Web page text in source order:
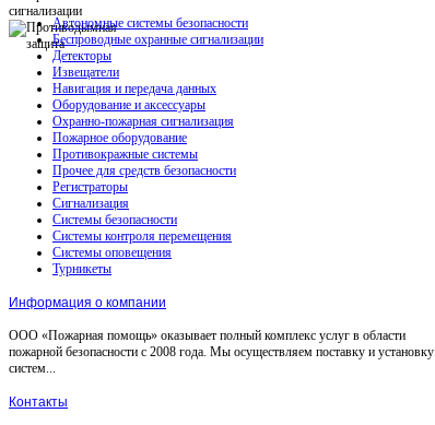
Автономные системы безопасности
Беспроводные охранные сигнализации
Детекторы
Извещатели
Навигация и передача данных
Оборудование и аксессуары
Охранно-пожарная сигнализация
Пожарное оборудование
Противокражные системы
Прочее для средств безопасности
Регистраторы
Сигнализация
Системы безопасности
Системы контроля перемещения
Системы оповещения
Турникеты
Информация о компании
ООО «Пожарная помощь» оказывает полный комплекс услуг в области
пожарной безопасности с 2008 года. Мы осуществляем поставку и установку
систем...
Контакты